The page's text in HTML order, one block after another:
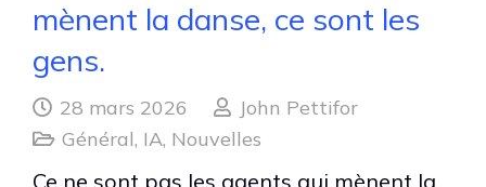
mènent la danse, ce sont les
gens.
28 mars 2026
John Pettifor
Général, IA, Nouvelles
Ce ne sont pas les agents qui mènent la